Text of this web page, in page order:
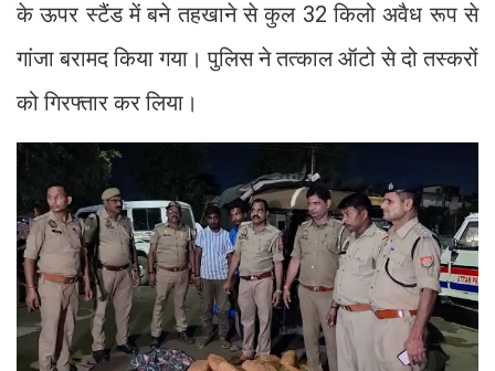
के ऊपर स्टैंड में बने तहखाने से कुल 32 किलो अवैध रूप से
गांजा बरामद किया गया। पुलिस ने तत्काल ऑटो से दो तस्करों
को गिरफ्तार कर लिया।